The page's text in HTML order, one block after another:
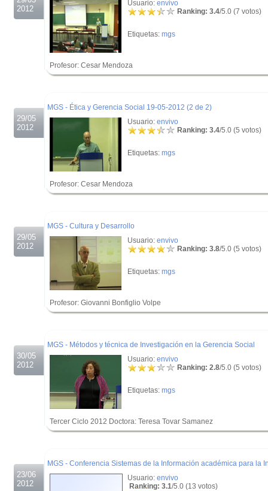
2012
Usuario: envivo
Ranking: 3.4/5.0 (7 votos)
Etiquetas: mgs
Profesor: Cesar Mendoza
29/05
2012
MGS - Ética y Gerencia Social 19-05-2012 (2 de 2)
Usuario: envivo
Ranking: 3.4/5.0 (5 votos)
Etiquetas: mgs
Profesor: Cesar Mendoza
29/05
2012
MGS - Cultura y Desarrollo
Usuario: envivo
Ranking: 3.8/5.0 (5 votos)
Etiquetas: mgs
Profesor: Giovanni Bonfiglio Volpe
30/05
2012
MGS - Métodos y técnica de Investigación en la Gerencia Social
Usuario: envivo
Ranking: 2.8/5.0 (5 votos)
Etiquetas: mgs
Tercer Ciclo 2012 Doctora: Teresa Tovar Samanez
23/06
2012
MGS - Conferencia Sistemas de la Información académica para la
Usuario: envivo
Ranking: 3.1/5.0 (13 votos)